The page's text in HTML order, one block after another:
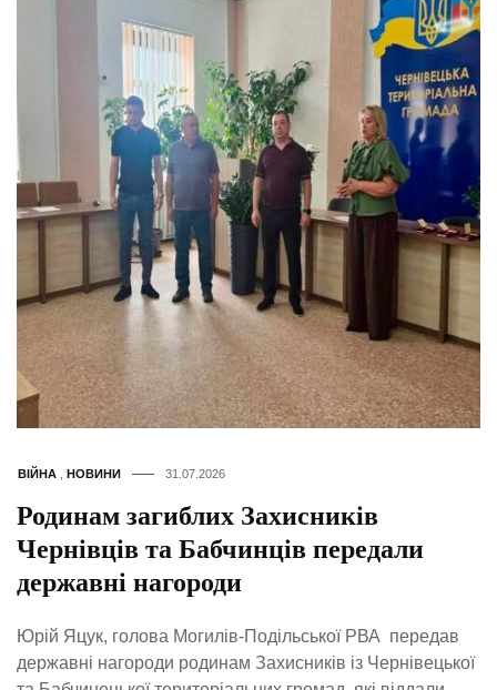
ВІЙНА НОВИНИ 31.07.2026
Родинам загиблих Захисників
Чернівців та Бабчинців передали
державні нагороди
Юрій Яцук, голова Могилів-Подільської РВА передав
державні нагороди родинам Захисників із Чернівецької